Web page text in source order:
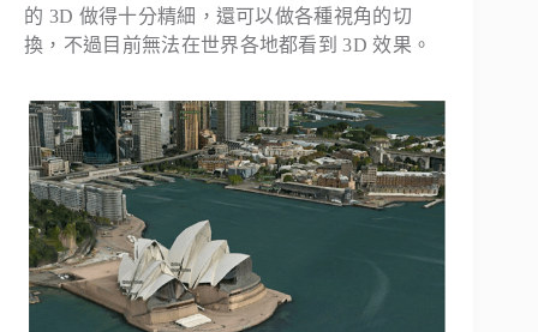
的 3D 做得十分精細，還可以做各種視角的切
換，不過目前無法在世界各地都看到 3D 效果。